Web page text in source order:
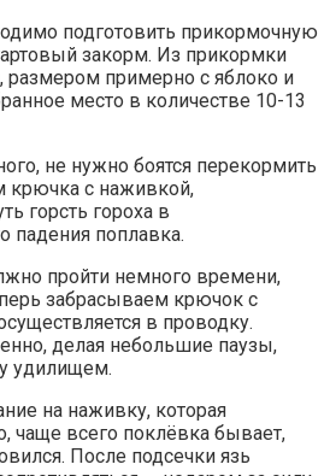
подготовить прикормочную
закорм. Из прикормки
примерно с яблоко и
место в количестве 10-13
не нужно боятся перекормить
крючка с наживкой,
горсть гороха в
падения поплавка.
пройти немного времени,
забрасываем крючок с
в проводку.
делая небольшие паузы,
удилищем.
на наживку, которая
чаще всего поклёвка бывает,
После подсечки язь